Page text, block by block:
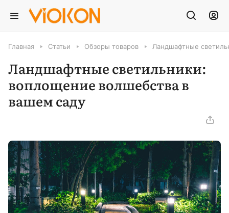
Главная Статьи Обзоры товаров Ландшафтные
Ландшафтные светильники:
воплощение волшебства в
вашем саду